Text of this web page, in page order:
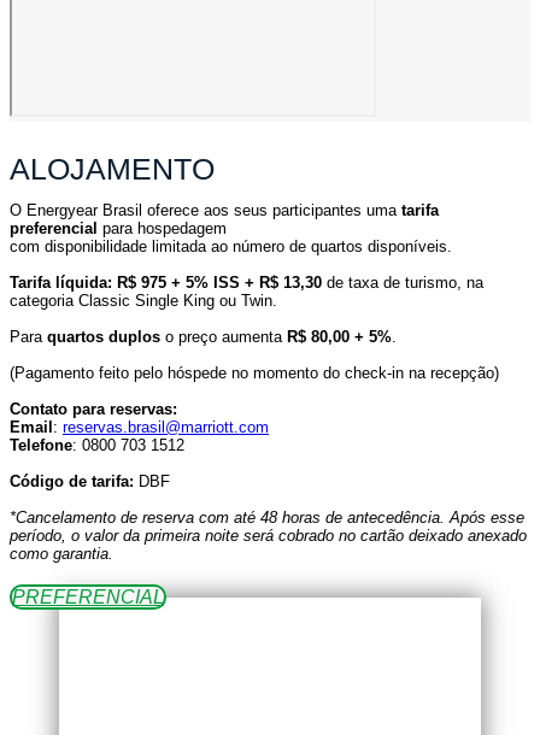
ALOJAMENTO
O Energyear Brasil oferece aos seus participantes uma tarifa
preferencial para hospedagem
com disponibilidade limitada ao número de quartos disponíveis.
Tarifa líquida: R$ 975 + 5% ISS + R$ 13,30 de taxa de turismo, na
categoria Classic Single King ou Twin.
Para quartos duplos o preço aumenta R$ 80,00 + 5%.
(Pagamento feito pelo hóspede no momento do check-in na recepção)
Contato para reservas:
Email : reservas.brasil@marriott.com
Telefone: 0800 703 1512
Código de tarifa: DBF
*Cancelamento de reserva com até 48 horas de antecedência. Após esse
período, o valor da primeira noite será cobrado no cartão deixado anexado
como garantia.
PREFERENCIAL